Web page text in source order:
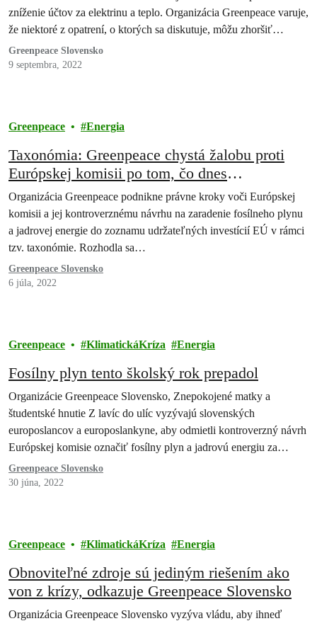
zníženie účtov za elektrinu a teplo. Organizácia Greenpeace varuje,
že niektoré z opatrení, o ktorých sa diskutuje, môžu zhoršiť
klimatickú krízu a problém energetickej chudoby.
Greenpeace Slovensko
9 septembra, 2022
Greenpeace Energia
Taxonómia: Greenpeace chystá žalobu proti
Európskej komisii po tom, čo dnes
europoslanci udelili greenwashingovú nálepku
plynu a jadru
Organizácia Greenpeace podnikne právne kroky voči Európskej
komisii a jej kontroverznému návrhu na zaradenie fosílneho plynu
a jadrovej energie do zoznamu udržateľných investícií EÚ v rámci
tzv. taxonómie. Rozhodla sa…
Greenpeace Slovensko
6 júla, 2022
Greenpeace KlimatickáKríza Energia
Fosílny plyn tento školský rok prepadol
Organizácie Greenpeace Slovensko, Znepokojené matky a
študentské hnutie Z lavíc do ulíc vyzývajú slovenských
europoslancov a europoslankyne, aby odmietli kontroverzný návrh
Európskej komisie označiť fosílny plyn a jadrovú energiu za…
Greenpeace Slovensko
30 júna, 2022
Greenpeace KlimatickáKríza Energia
Obnoviteľné zdroje sú jediným riešením ako
von z krízy, odkazuje Greenpeace Slovensko
Organizácia Greenpeace Slovensko vyzýva vládu, aby ihneď